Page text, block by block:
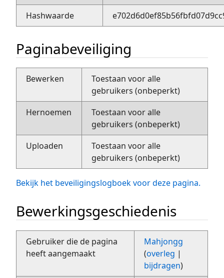
Hashwaarde
Paginabeveiliging
Bewerken
Toestaan voor alle
gebruikers (onbeperkt)
Hernoemen
Toestaan voor alle
gebruikers (onbeperkt)
Uploaden
Toestaan voor alle
gebruikers (onbeperkt)
Bekijk het beveiligingslogboek voor deze pagina.
Bewerkingsgeschiedenis
Gebruiker die de pagina
heeft aangemaakt
Mahjongg
(overleg |
bijdragen)